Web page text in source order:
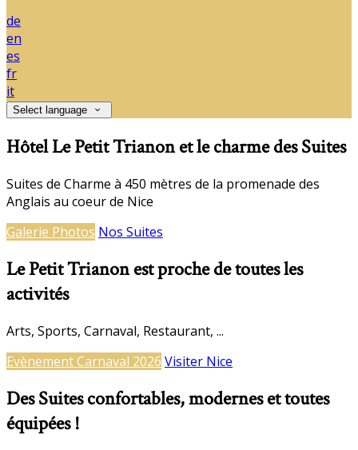
de
en
es
fr
it
Select language
Hôtel Le Petit Trianon et le charme des Suites
Suites de Charme à 450 mètres de la promenade des
Anglais au coeur de Nice
Galerie Photos Nos Suites
Le Petit Trianon est proche de toutes les
activités
Arts, Sports, Carnaval, Restaurant, ...
Evènement Carnaval 2026 Visiter Nice
Des Suites confortables, modernes et toutes
équipées !